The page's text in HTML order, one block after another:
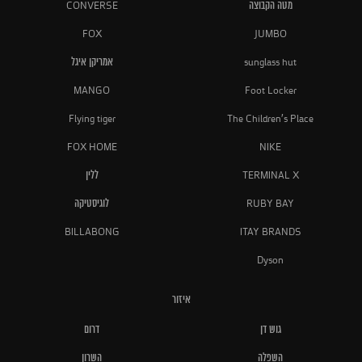
מטה הקבוצה CONVERSE
JUMBO
FOX
sunglass hut אמריקן איגל
Foot Locker
MANGO
The Children's Place
Flying tiger
NIKE
FOX HOME
TERMINAL X ללין
RUBY BAY לוגיסטיקה
ITAY BRANDS
BILLABONG
Dyson
איזור
גוש דן דרום
השפלה השרון